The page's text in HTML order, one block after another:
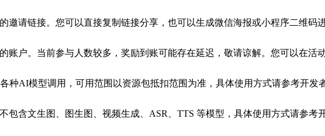
邀请链接。您可以直接复制链接分享，也可以生成微信海报或小程序二维码进
账户。当前参与人数较多，奖励到账可能存在延迟，敬请谅解。您可以在活
种AI模型调用，可用范围以资源包抵扣范围为准，具体使用方式请参考开发
包含文生图、图生图、视频生成、ASR、TTS 等模型，具体使用方式请参考